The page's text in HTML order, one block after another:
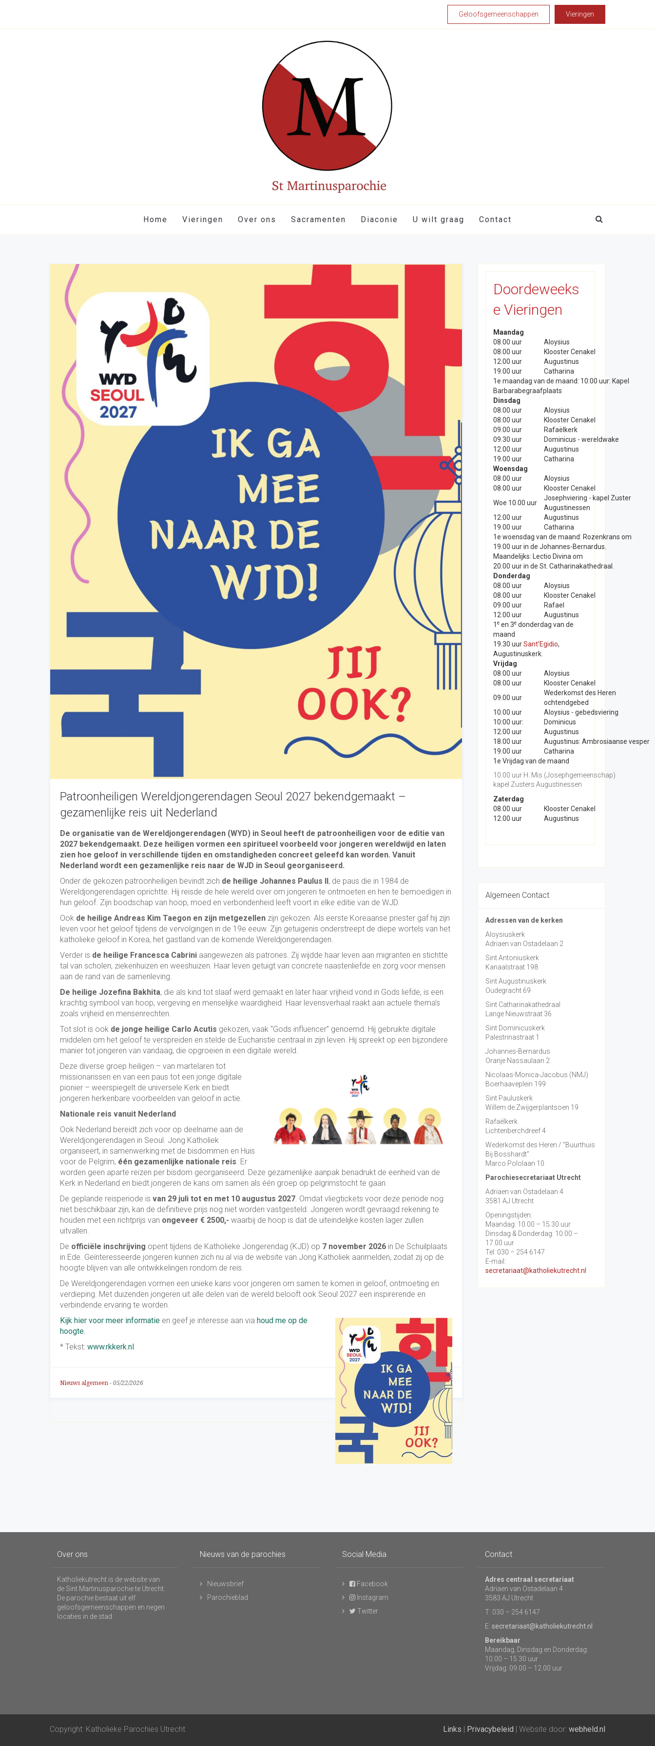
Geloofsgemeenschappen Vieringen
Home Vieringen Over ons Sacramenten Diaconie U wilt graag Contact
Patroonheiligen Wereldjongerendagen Seoul 2027 bekendgemaakt –
gezamenlijke reis uit Nederland
De organisatie van de Wereldjongerendagen (WYD) in Seoul heeft de patroonheiligen voor de editie van
2027 bekendgemaakt. Deze heiligen vormen een spiritueel voorbeeld voor jongeren wereldwijd en laten
zien hoe geloof in verschillende tijden en omstandigheden concreet geleefd kan worden. Vanuit
Nederland wordt een gezamenlijke reis naar de WJD in Seoul georganiseerd.
Onder de gekozen patroonheiligen bevindt zich de heilige Johannes Paulus II, de paus die in 1984 de
Wereldjongerendagen oprichtte. Hij reisde de hele wereld over om jongeren te ontmoeten en hen te bemoedigen in
hun geloof. Zijn boodschap van hoop, moed en verbondenheid leeft voort in elke editie van de WJD.
Ook de heilige Andreas Kim Taegon en zijn metgezellen zijn gekozen. Als eerste Koreaanse priester gaf hij zijn
leven voor het geloof tijdens de vervolgingen in de 19e eeuw. Zijn getuigenis onderstreept de diepe wortels van het
katholieke geloof in Korea, het gastland van de komende Wereldjongerendagen.
Verder is de heilige Francesca Cabrini aangewezen als patrones. Zij wijdde haar leven aan migranten en stichtte
tal van scholen, ziekenhuizen en weeshuizen. Haar leven getuigt van concrete naastenliefde en zorg voor mensen
aan de rand van de samenleving.
De heilige Jozefina Bakhita, die als kind tot slaaf werd gemaakt en later haar vrijheid vond in Gods liefde, is een
krachtig symbool van hoop, vergeving en menselijke waardigheid. Haar levensverhaal raakt aan actuele thema’s
zoals vrijheid en mensenrechten.
Tot slot is ook de jonge heilige Carlo Acutis gekozen, vaak “Gods influencer” genoemd. Hij gebruikte digitale
middelen om het geloof te verspreiden en stelde de Eucharistie centraal in zijn leven. Hij spreekt op een bijzondere
manier tot jongeren van vandaag, die opgroeien in een digitale wereld.
Deze diverse groep heiligen – van martelaren tot
missionarissen en van een paus tot een jonge digitale
pionier – weerspiegelt de universele Kerk en biedt
jongeren herkenbare voorbeelden van geloof in actie.
Nationale reis vanuit Nederland
Ook Nederland bereidt zich voor op deelname aan de
Wereldjongerendagen in Seoul. Jong Katholiek
organiseert, in samenwerking met de bisdommen en Huis
voor de Pelgrim, één gezamenlijke nationale reis . Er
worden geen aparte reizen per bisdom georganiseerd. Deze gezamenlijke aanpak benadrukt de eenheid van de
Kerk in Nederland en biedt jongeren de kans om samen als één groep op pelgrimstocht te gaan.
De geplande reisperiode is van 29 juli tot en met 10 augustus 2027 . Omdat vliegtickets voor deze periode nog
niet beschikbaar zijn, kan de definitieve prijs nog niet worden vastgesteld. Jongeren wordt gevraagd rekening te
houden met een richtprijs van ongeveer € 2500,- waarbij de hoop is dat de uiteindelijke kosten lager zullen
uitvallen.
De officiële inschrijving opent tijdens de Katholieke Jongerendag (KJD) op 7 november 2026 in De Schuilplaats
in Ede. Geïnteresseerde jongeren kunnen zich nu al via de website van Jong Katholiek aanmelden, zodat zij op de
hoogte blijven van alle ontwikkelingen rondom de reis.
De Wereldjongerendagen vormen een unieke kans voor jongeren om samen te komen in geloof, ontmoeting en
verdieping. Met duizenden jongeren uit alle delen van de wereld belooft ook Seoul 2027 een inspirerende en
verbindende ervaring te worden.
Kijk hier voor meer informatie en geef je interesse aan via houd me op de
hoogte.
* Tekst: www.rkkerk.nl
Nieuws algemeen - 05/22/2026
Doordeweeks
e Vieringen
Maandag
08.00 uur
Aloysius
08.00 uur
Klooster Cenakel
12.00 uur
Augustinus
19.00 uur
Catharina
1e maandag van de maand: 10:00 uur: Kapel
Barbarabegraafplaats
Dinsdag
08.00 uur
Aloysius
08.00 uur
Klooster Cenakel
09.00 uur
Rafaëlkerk
09.30 uur
Dominicus - wereldwake
12.00 uur
Augustinus
19.00 uur
Catharina
Woensdag
08.00 uur
Aloysius
08.00 uur
Klooster Cenakel
Woe 10.00 uur
Josephviering - kapel Zuster
Augustinessen
12.00 uur
Augustinus
19.00 uur
Catharina
1e woensdag van de maand: Rozenkrans om
19.00 uur in de Johannes-Bernardus.
Maandelijks: Lectio Divina om
20.00 uur in de St. Catharinakathedraal.
Donderdag
08.00 uur
Aloysius
08.00 uur
Klooster Cenakel
09.00 uur
Rafael
12.00 uur
Augustinus
1 een 3edonderdag van de
maand
19.30 uurSant'Egidio,
Augustinuskerk.
Vrijdag
08.00 uur
Aloysius
08.00 uur
Klooster Cenakel
09.00 uur
Wederkomst des Heren
ochtendgebed
10.00 uur
Aloysius - gebedsviering
10:00 uur:
Dominicus
12.00 uur
Augustinus
18.00 uur
Augustinus: Ambrosiaanse vesper
19.00 uur
Catharina
1e Vrijdag van de maand
10.00 uur H. Mis (Josephgemeenschap)
kapel Zusters Augustinessen
Zaterdag
08.00 uur
Klooster Cenakel
12.00 uur
Augustinus
Algemeen Contact
Adressen van de kerken
Aloysiuskerk
Adriaen van Ostadelaan 2
Sint Antoniuskerk
Kanaalstraat 198
Sint Augustinuskerk
Oudegracht 69
Sint Catharinakathedraal
Lange Nieuwstraat 36
Sint Dominicuskerk
Palestrinastraat 1
Johannes-Bernardus
Oranje Nassaulaan 2
Nicolaas-Monica-Jacobus (NMJ)
Boerhaaveplein 199
Sint Pauluskerk
Willem de Zwijgerplantsoen 19
Rafaëlkerk
Lichtenberchdreef 4
Wederkomst des Heren / “Buurthuis
Bij Bosshardt”
Marco Pololaan 10
Parochiesecretariaat Utrecht
Adriaen van Ostadelaan 4
3581 AJ Utrecht
Openingstijden:
Maandag: 10.00 – 15.30 uur
Dinsdag & Donderdag: 10.00 –
17.00 uur
Tel: 030 – 254 6147
E-mail:
secretariaat@katholiekutrecht.nl
Over ons
Katholiekutrecht is de website van
de Sint Martinusparochie te Utrecht.
De parochie bestaat uit elf
geloofsgemeenschappen en negen
locaties in de stad.
Nieuws van de parochies
Nieuwsbrief
Parochieblad
Social Media
Facebook
Instagram
Twitter
Contact
Adres centraal secretariaat
Adriaen van Ostadelaan 4
3583 AJ Utrecht
T: 030 – 254 6147
E: secretariaat@katholiekutrecht.nl
Bereikbaar
Maandag, Dinsdag en Donderdag:
10.00 – 15.30 uur
Vrijdag: 09.00 – 12.00 uur
Copyright: Katholieke Parochies Utrecht Links | Privacybeleid | Website door: webheld.nl